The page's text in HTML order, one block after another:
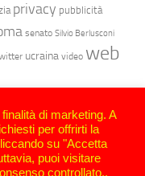
privacy pubblicità
senato Silvio Berlusconi
ucraina video web
di marketing. A
per offrirti la
su "Accetta
puoi visitare
controllato..